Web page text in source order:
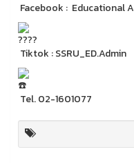
Facebook : Educational
Tiktok : SSRU_ED.Admin
Tel. 02-1601077